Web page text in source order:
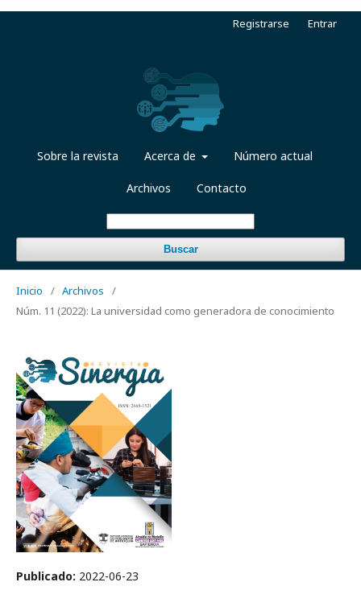
Sobre la revista Acerca de Número actual
Archivos Contacto
Buscar
Registrarse Entrar
Inicio / Archivos
/
Núm. 11 (2022): La universidad como generadora de conocimiento
Publicado: 2022-06-23